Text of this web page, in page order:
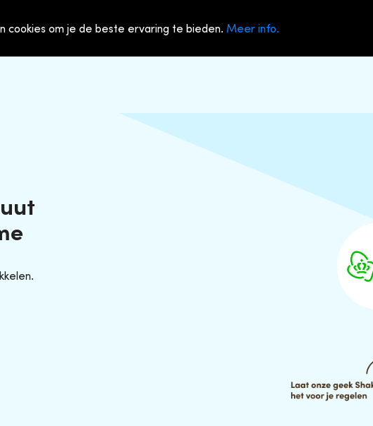
cookies om je de beste ervaring te bieden. Meer info.